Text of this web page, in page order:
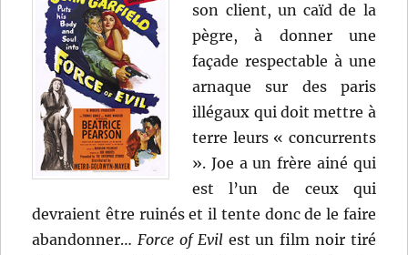
son client, un caïd de la
pègre, à donner une
façade respectable à une
arnaque sur des paris
illégaux qui doit mettre à
terre leurs « concurrents
». Joe a un frère ainé qui
est l’un de ceux qui
devraient être ruinés et il tente donc de le faire
abandonner…Force of Evilest un film noir tiré